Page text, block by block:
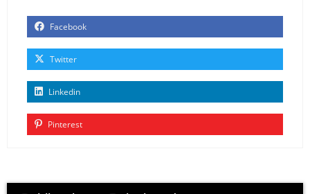
Facebook
Twitter
Linkedin
Pinterest